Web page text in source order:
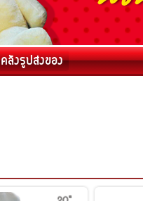
คลังรูปส่งของ